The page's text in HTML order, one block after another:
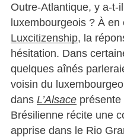
Outre-Atlantique, y a-t-
luxembourgeois ? À en
Luxcitizenship, la
hésitation. Dans
quelques aînés
voisin du
dans L’Alsaceprésente
Brésilienne récite une
apprise dans le Rio